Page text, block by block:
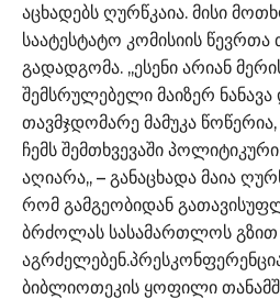
აცხადებს ღურწკაია. მისი
საატესტატო კომისიის
გადადგომა. ,,ესენი არიან
შემსრულებელი მაიზერ
თავმჯდომარე მამუკა წოწერია,
ჩემს შემთხვევაში
აღიარა,, – განაცხადა მაია
რომ გამგეობიდან
ბრძოლას სასამართლოს გზით
ბიბლიოთეკის ყოფილი